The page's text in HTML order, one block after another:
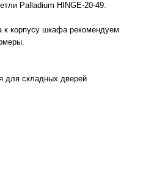
Palladium HINGE-20-49.
корпусу шкафа рекомендуем
для складных дверей